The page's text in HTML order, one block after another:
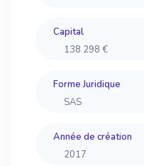
Capital
138 298 €
Forme Juridique
SAS
Année de création
2017